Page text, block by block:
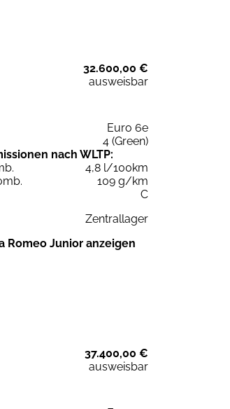
32.600,00 €
ausweisbar
Euro 6e
4 (Green)
nach WLTP:
4,8 l/100km
109 g/km
C
Zentrallager
Romeo Junior anzeigen
37.400,00 €
ausweisbar